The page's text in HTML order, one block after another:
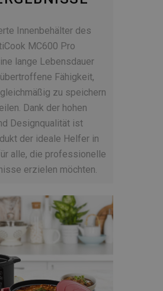
Innenbehälter des
MC600 Pro
lange Lebensdauer
Fähigkeit,
zu speichern
Dank der hohen
Designqualität ist
der ideale Helfer in
alle, die professionelle
erzielen möchten.